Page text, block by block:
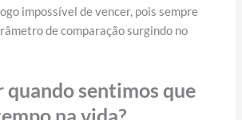
impossível de vencer, pois sempre
de comparação surgindo no
quando sentimos que